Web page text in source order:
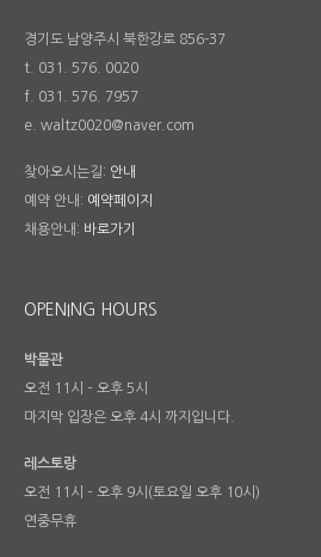
경기도 남양주시 북한강로 856-37
t. 031. 576. 0020
f. 031. 576. 7957
e. waltz0020@naver.com
찾아오시는길: 안내
예약 안내: 예약페이지
채용안내: 바로가기
OPENING HOURS
박물관
오전 11시 – 오후 5시
마지막 입장은 오후 4시 까지입니다.
레스토랑
오전 11시 – 오후 9시(토요일 오후 10시)
연중무휴